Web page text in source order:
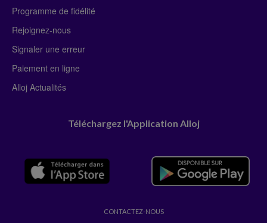
Programme de fidélité
Rejoignez-nous
Signaler une erreur
Paiement en ligne
Alloj Actualités
Téléchargez l'Application Alloj
CONTACTEZ-NOUS